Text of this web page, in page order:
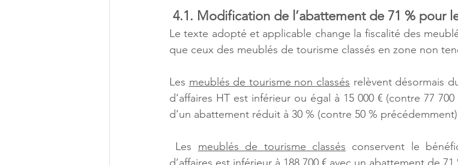
4.1. Modification de l’abattement de 71 % pour
Le texte adopté et applicable change la fiscalité des
que ceux des meublés de tourisme classés en zone non
Les meublés de tourisme non classés relèvent désormais
d’affaires HT est inférieur ou égal à 15 000 € (contre 77
d’un abattement réduit à 30 % (contre 50 %
Les meublés de tourisme classés conservent le